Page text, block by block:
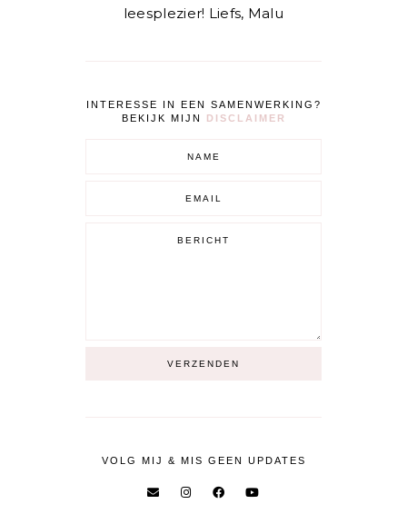
leesplezier! Liefs, Malu
INTERESSE IN EEN SAMENWERKING?
BEKIJK MIJN
DISCLAIMER
VOLG MIJ & MIS GEEN UPDATES